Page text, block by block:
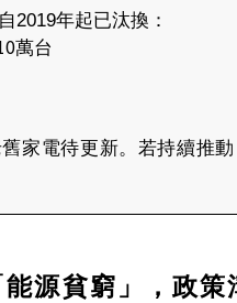
2019年起已汰換：
萬台
家電待更新。若持續推
能源貧窮」，政